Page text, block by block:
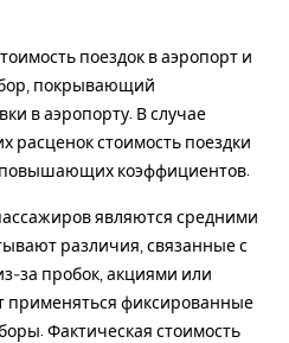
поездок в аэропорт и
покрывающий
в аэропорту. В случае
расценок стоимость поездки
повышающих коэффициентов.
являются средними
различия, связанные с
за пробок, акциями или
применяться фиксированные
Фактическая стоимость